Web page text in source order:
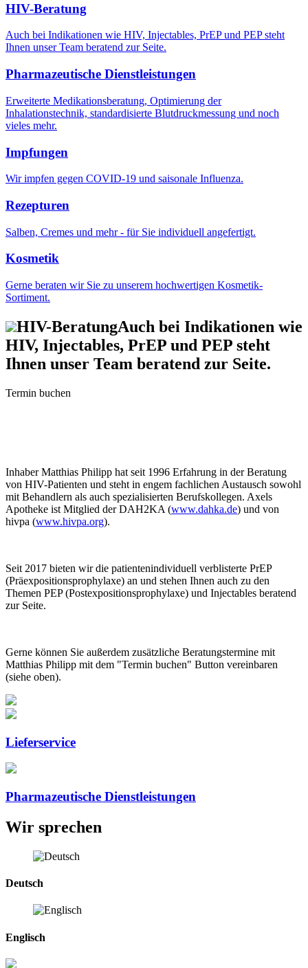
HIV-Beratung
Auch bei Indikationen wie HIV, Injectables, PrEP und PEP steht
Ihnen unser Team beratend zur Seite.
Pharmazeutische Dienstleistungen
Erweiterte Medikationsberatung, Optimierung der
Inhalationstechnik, standardisierte Blutdruckmessung und noch
vieles mehr.
Impfungen
Wir impfen gegen COVID-19 und saisonale Influenza.
Rezepturen
Salben, Cremes und mehr - für Sie individuell angefertigt.
Kosmetik
Gerne beraten wir Sie zu unserem hochwertigen Kosmetik-
Sortiment.
HIV-BeratungAuch bei Indikationen wie
HIV, Injectables, PrEP und PEP steht
Ihnen unser Team beratend zur Seite.
Termin buchen
Inhaber Matthias Philipp hat seit 1996 Erfahrung in der Beratung
von HIV-Patienten und steht in engem fachlichen Austausch sowohl
mit Behandlern als auch spezialisierten Berufskollegen. Axels
Apotheke ist Mitglied der DAH2KA (www.dahka.de) und von
hivpa (www.hivpa.org).
Seit 2017 bieten wir die patientenindividuell verblisterte PrEP
(Präexpositionsprophylaxe) an und stehen Ihnen auch zu den
Themen PEP (Postexpositionsprophylaxe) und Injectables beratend
zur Seite.
Gerne können Sie außerdem zusätzliche Beratungstermine mit
Matthias Philipp mit dem "Termin buchen" Button vereinbaren
(siehe oben).
Lieferservice
Pharmazeutische Dienstleistungen
Wir sprechen
Deutsch
Englisch